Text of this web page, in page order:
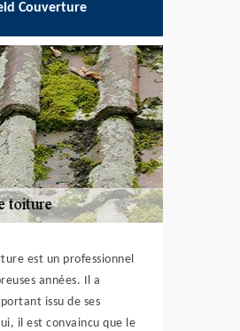
Couverture
est un professionnel
années. Il a
issu de ses
il est convaincu que le